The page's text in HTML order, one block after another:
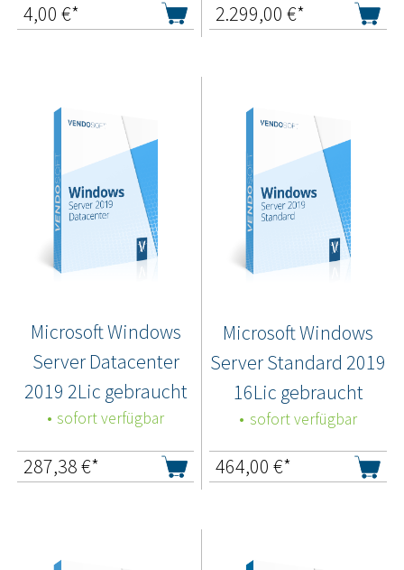
4,00 €* 2.299,00 €*
Microsoft Windows
Server Datacenter
2019 2Lic gebraucht
sofort verfügbar
287,38€*
Microsoft Windows
Server Standard 2019
16Lic gebraucht
sofort verfügbar
464,00 €*